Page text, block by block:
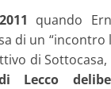
quando
di un “incontro
di
Lecco